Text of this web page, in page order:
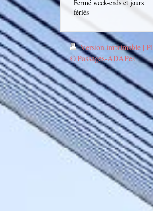
Fermé week-ends et jours
fériés
Version imprimable |
© Passages-ADAPes